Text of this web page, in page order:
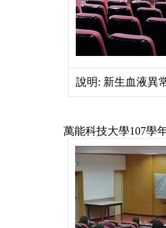
說明: 新生血液異
萬能科技大學107學